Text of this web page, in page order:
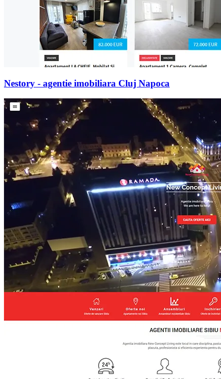
Nestory - agentie imobiliara Cluj Napoca